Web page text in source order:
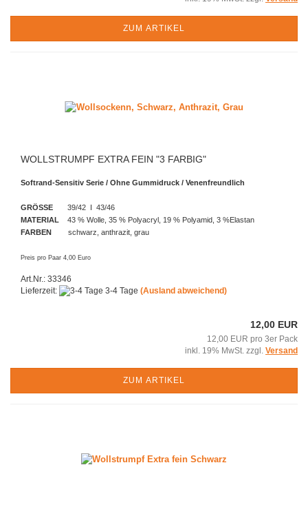
ZUM ARTIKEL
WOLLSTRUMPF EXTRA FEIN "3 FARBIG"
Softrand-Sensitiv Serie / Ohne Gummidruck / Venenfreundlich
GRÖSSE 39/42 I 43/46
MATERIAL 43 % Wolle, 35 % Polyacryl, 19 % Polyamid, 3 %Elastan
FARBEN schwarz, anthrazit, grau
Preis pro Paar 4,00 Euro
Art.Nr.: 33346
Lieferzeit:
3-4 Tage (Ausland abweichend)
12,00 EUR
12,00 EUR pro 3er Pack
inkl. 19% MwSt. zzgl. Versand
ZUM ARTIKEL